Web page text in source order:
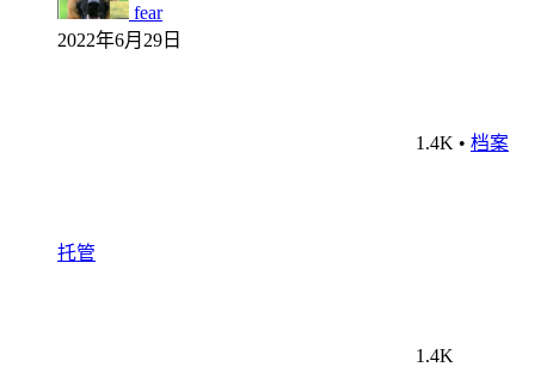
fear
2022年6月29日
1.4K • 档案
托管
1.4K